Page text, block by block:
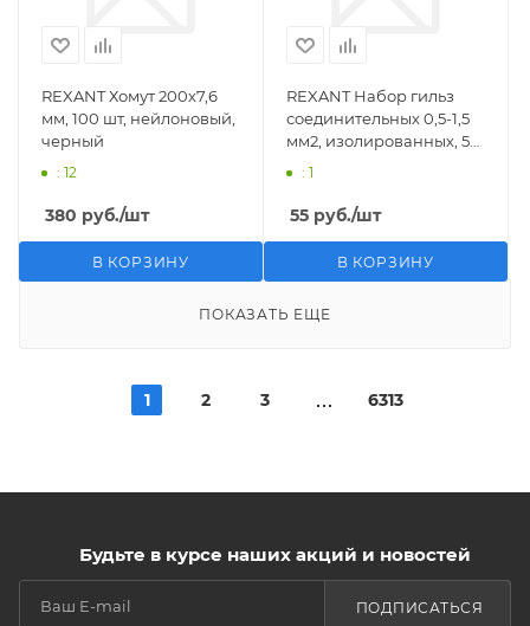
REXANT Хомут 200х7,6
мм, 100 шт, нейлоновый,
черный
: 12
380 руб./шт
В КОРЗИНУ
REXANT Набор гильз
соединительных 0,5-1,5
мм2, изолированных, 5
: 1
55 руб./шт
В КОРЗИНУ
ПОКАЗАТЬ ЕЩЕ
1 2 3 6313
Будьте в курсе наших акций и новостей
ПОДПИСАТЬСЯ